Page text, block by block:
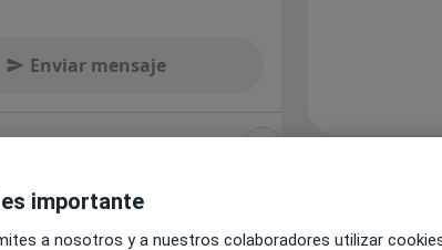
Enviar mensaje
Aseguradoras Opiniones
importante
a nosotros y a nuestros colaboradores utilizar